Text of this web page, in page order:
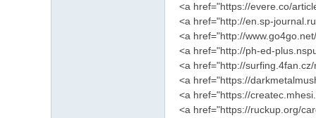
<a href="https://evere.co/
<a href="http://en.sp-
<a href="http://
<a href="http://ph-ed-
<a href="http://
<a href="https://
<a href="https://
<a href="https://ruckup.org/